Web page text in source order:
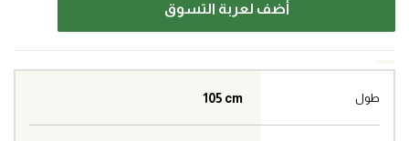
أضف لعربة التسوق
طول 105 cm